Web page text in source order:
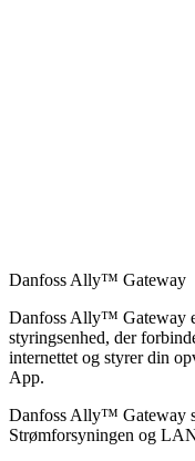
Danfoss Ally™ Gateway
Danfoss Ally™ Gateway
styringsenhed, der
internettet og styrer din
App.
Danfoss Ally™ Gateway
Strømforsyningen og